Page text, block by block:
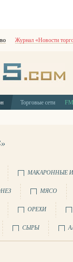
Журнал «Новости
Торговые сети
МАКАРОННЫЕ
МЯСО
ОРЕХИ
СЫРЫ